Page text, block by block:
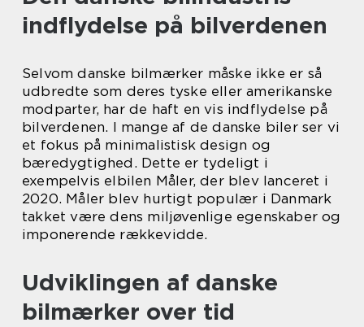
indflydelse på bilverdenen
Selvom danske bilmærker måske ikke er så
udbredte som deres tyske eller amerikanske
modparter, har de haft en vis indflydelse på
bilverdenen. I mange af de danske biler ser vi
et fokus på minimalistisk design og
bæredygtighed. Dette er tydeligt i
exempelvis elbilen Måler, der blev lanceret i
2020. Måler blev hurtigt populær i Danmark
takket være dens miljøvenlige egenskaber og
imponerende rækkevidde.
Udviklingen af danske
bilmærker over tid